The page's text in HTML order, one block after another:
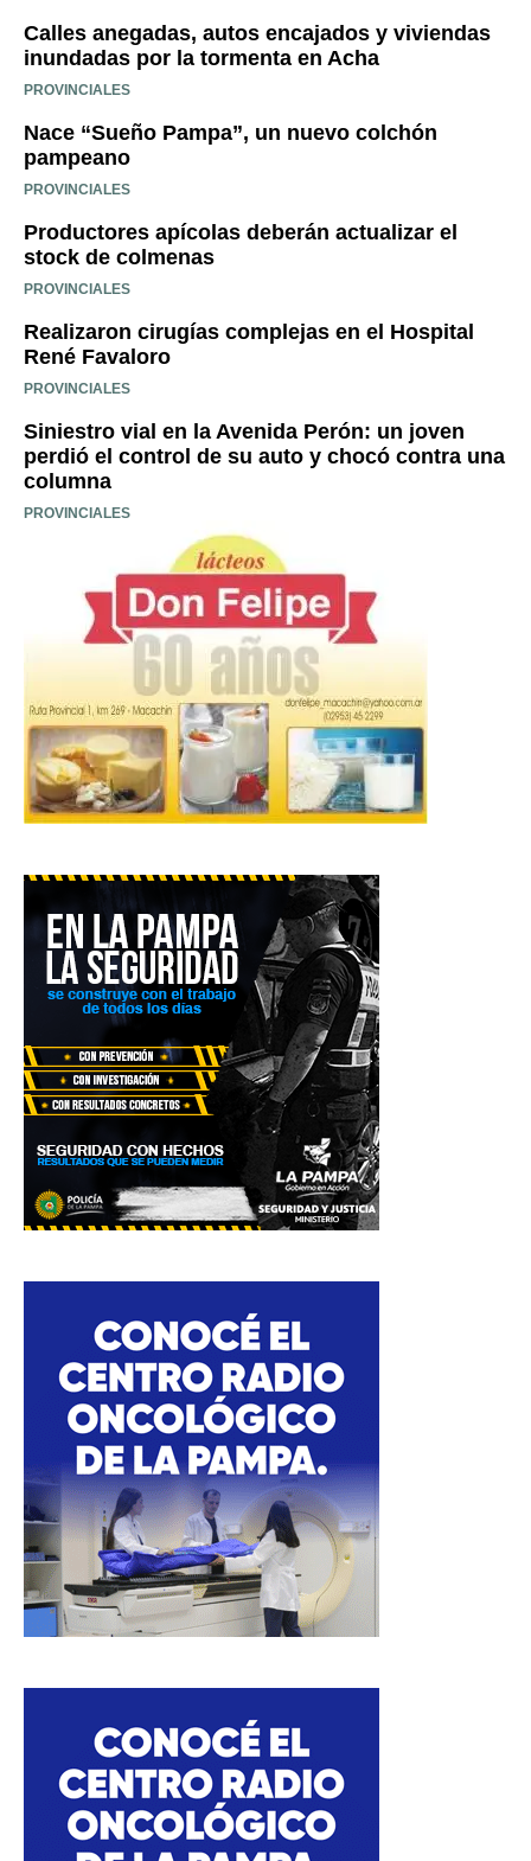
Calles anegadas, autos encajados y viviendas
inundadas por la tormenta en Acha
PROVINCIALES
Nace “Sueño Pampa”, un nuevo colchón
pampeano
PROVINCIALES
Productores apícolas deberán actualizar el
stock de colmenas
PROVINCIALES
Realizaron cirugías complejas en el Hospital
René Favaloro
PROVINCIALES
Siniestro vial en la Avenida Perón: un joven
perdió el control de su auto y chocó contra una
columna
PROVINCIALES